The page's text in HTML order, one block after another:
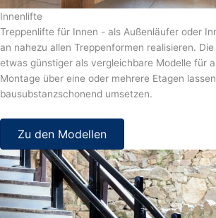
Innenlifte
Treppenlifte für Innen - als Außenläufer oder
an nahezu allen Treppenformen realisieren.
etwas günstiger als vergleichbare Modelle für
Montage über eine oder mehrere Etagen
bausubstanzschonend umsetzen.
Zu den Modellen